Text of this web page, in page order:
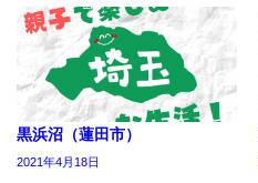
黒浜沼（蓮田市）
2021年4月18日